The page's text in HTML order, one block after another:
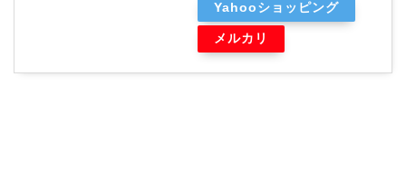
Yahooショッピング
メルカリ